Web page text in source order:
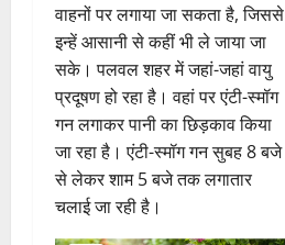
वाहनों पर लगाया जा सकता है, जिससे
इन्हें आसानी से कहीं भी ले जाया जा
सके। पलवल शहर में जहां-जहां वायु
प्रदूषण हो रहा है। वहां पर एंटी-स्मॉग
गन लगाकर पानी का छिड़काव किया
जा रहा है। एंटी-स्मॉग गन सुबह 8 बजे
से लेकर शाम 5 बजे तक लगातार
चलाई जा रही है।